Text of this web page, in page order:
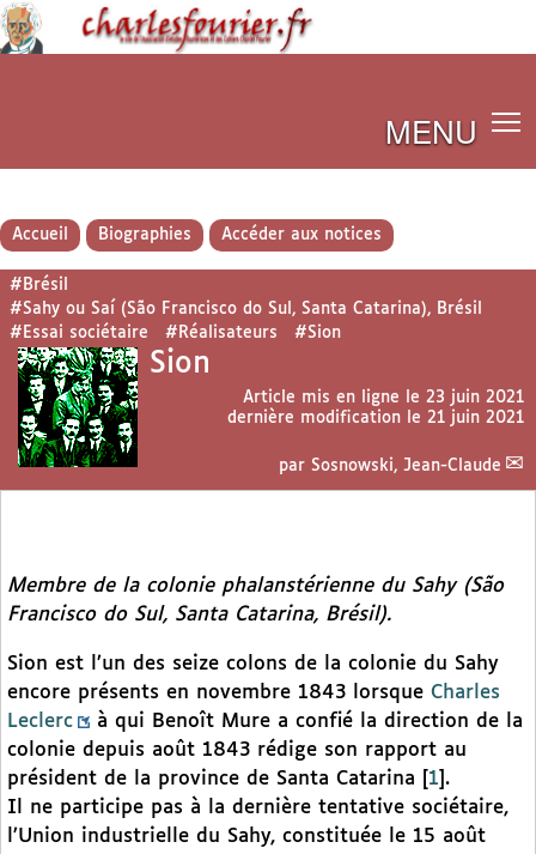
MENU
Accueil Biographies Accéder aux notices
#Brésil
#Sahy ou Saí (São Francisco do Sul, Santa Catarina), Brésil
#Essai sociétaire
#Réalisateurs #Sion
Sion
Article mis en ligne le 23 juin 2021
dernière modification le 21 juin 2021
par Sosnowski, Jean-Claude
Membre de la colonie phalanstérienne du Sahy (São
Francisco do Sul, Santa Catarina, Brésil).
Sion est l’un des seize colons de la colonie du Sahy
encore présents en novembre 1843 lorsque Charles
Leclerc
à qui Benoît Mure a confié la direction de la
colonie depuis août 1843 rédige son rapport au
président de la province de Santa Catarina
1 .
Il ne participe pas à la dernière tentative sociétaire,
l’Union industrielle du Sahy, constituée le 15 août